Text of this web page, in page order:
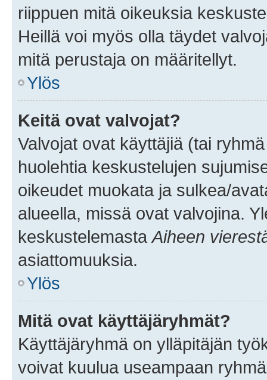
riippuen mitä oikeuksia
Heillä voi myös olla täydet
mitä perustaja on määritellyt.
Ylös
Keitä ovat valvojat?
Valvojat ovat käyttäjiä (tai
huolehtia keskustelujen
oikeudet muokata ja sulkea/
alueella, missä ovat valvojina.
keskustelemasta Aiheen
asiattomuuksia.
Ylös
Mitä ovat käyttäjäryhmät?
Käyttäjäryhmä on ylläpitäjän
voivat kuulua useampaan